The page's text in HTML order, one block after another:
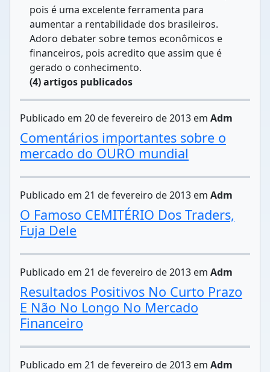
pois é uma excelente ferramenta para
aumentar a rentabilidade dos brasileiros.
Adoro debater sobre temos econômicos e
financeiros, pois acredito que assim que é
gerado o conhecimento.
(4) artigos publicados
Publicado em 20 de fevereiro de 2013 em Adm
Comentários importantes sobre o
mercado do OURO mundial
Publicado em 21 de fevereiro de 2013 em Adm
O Famoso CEMITÉRIO Dos Traders,
Fuja Dele
Publicado em 21 de fevereiro de 2013 em Adm
Resultados Positivos No Curto Prazo
E Não No Longo No Mercado
Financeiro
Publicado em 21 de fevereiro de 2013 em Adm